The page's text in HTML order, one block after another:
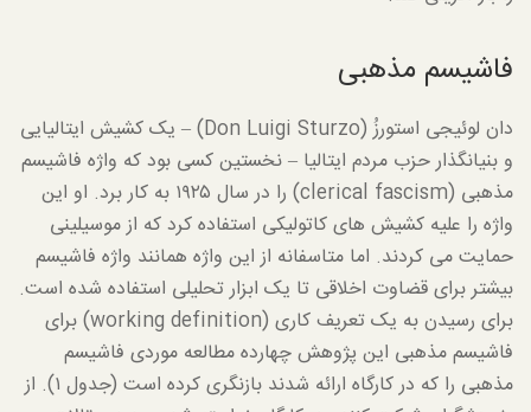
فاشیسم مذهبی
دان لوئیجی استورزُ (Don Luigi Sturzo) – یک کشیش ایتالیایی
و بنیانگذار حزب مردم ایتالیا – نخستین کسی بود که واژه فاشیسم
مذهبی (clerical fascism) را در سال ۱۹۲۵ به کار برد. او این
واژه را علیه کشیش های کاتولیکی استفاده کرد که از موسیلینی
حمایت می کردند. اما متاسفانه از این واژه همانند واژه فاشیسم
بیشتر برای قضاوت اخلاقی تا یک ابزار تحلیلی استفاده شده است.
برای رسیدن به یک تعریف کاری (working definition) برای
فاشیسم مذهبی این پژوهش چهارده مطالعه موردی فاشیسم
مذهبی را که در کارگاه ارائه شدند بازنگری کرده است (جدول ۱). از